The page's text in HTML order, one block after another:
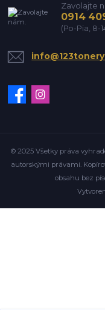
Zavolajte
0914
(Po-Pia, 8-
© 2025 Všetky práva
autorskými právami.
obsahu bez